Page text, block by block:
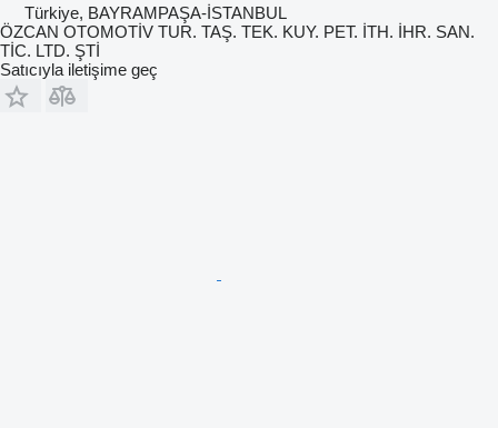
Türkiye, BAYRAMPAŞA-İSTANBUL
ÖZCAN OTOMOTİV TUR. TAŞ. TEK. KUY. PET. İTH. İHR. SAN.
TİC. LTD. ŞTİ
Satıcıyla iletişime geç